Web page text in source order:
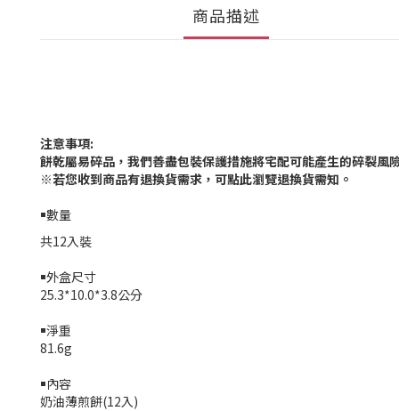
商品描述
注意事項:
餅乾屬易碎品，我們善盡包裝保護措施將宅配可能產生的碎裂風
※若您收到商品有退換貨需求，可點此瀏覽退換貨需知。
￭數量
共12入裝
￭外盒尺寸
25.3*10.0*3.8公分
￭淨重
81.6g
￭內容
奶油薄煎餅(12入)